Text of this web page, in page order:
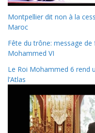
Montpellier dit non à la
Maroc
Fête du trône: message
Mohammed VI
Le Roi Mohammed 6 rend
l’Atlas